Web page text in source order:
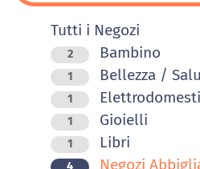
Tutti i Negozi
2 Bambino
1 Bellezza /
1
1 Gioielli
1 Libri
Negozi